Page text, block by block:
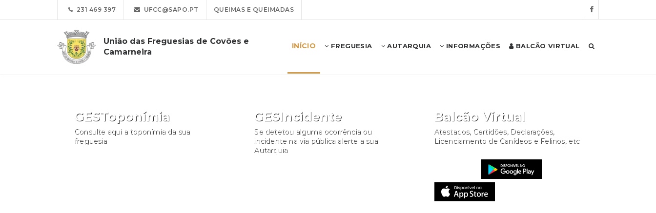
231 469 397 UFCC@SAPO.PT QUEIMAS E QUEIMADAS
União das Freguesias de Covões e
Camarneira
INÍCIO FREGUESIA AUTARQUIA INFORMAÇÕES BALCÃO VIRTUAL
GESToponímia
Consulte aqui a toponímia da sua
freguesia
GESIncidente
Se detetou alguma ocorrência ou
incidente na via pública alerte a sua
Autarquia
Balcão Virtual
Atestados, Certidões, Declarações,
Licenciamento de Canídeos e Felinos, etc